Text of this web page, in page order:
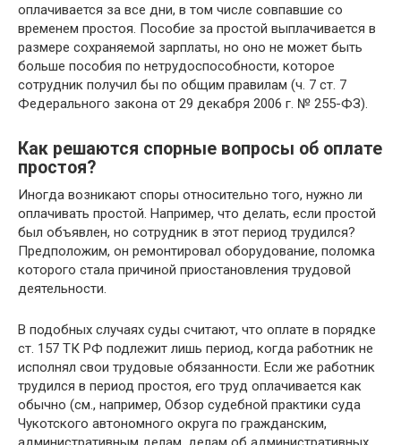
оплачивается за все дни, в том числе совпавшие со
временем простоя. Пособие за простой выплачивается в
размере сохраняемой зарплаты, но оно не может быть
больше пособия по нетрудоспособности, которое
сотрудник получил бы по общим правилам (ч. 7 ст. 7
Федерального закона от 29 декабря 2006 г. № 255-ФЗ).
Как решаются спорные вопросы об оплате
простоя?
Иногда возникают споры относительно того, нужно ли
оплачивать простой. Например, что делать, если простой
был объявлен, но сотрудник в этот период трудился?
Предположим, он ремонтировал оборудование, поломка
которого стала причиной приостановления трудовой
деятельности.
В подобных случаях суды считают, что оплате в порядке
ст. 157 ТК РФ подлежит лишь период, когда работник не
исполнял свои трудовые обязанности. Если же работник
трудился в период простоя, его труд оплачивается как
обычно (см., например, Обзор судебной практики суда
Чукотского автономного округа по гражданским,